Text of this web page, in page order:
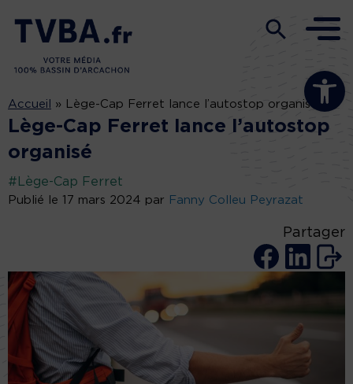
Ouvrir la
Accueil » Lège-Cap Ferret lance l’autostop organisé
Lège-Cap Ferret lance l’autostop
organisé
#Lège-Cap Ferret
Publié le 17 mars 2024 par Fanny Colleu Peyrazat
Partager